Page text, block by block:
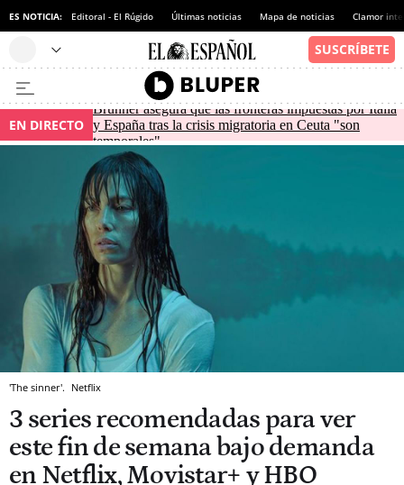
ES NOTICIA: Editoral - El Rúgido Últimas noticias Mapa de noticias Clamor
EN DIRECTO
Brunner asegura que las fronteras impuestas por Italia
y España tras la crisis migratoria en Ceuta "son
temporales"
'The sinner'. Netflix
3 series recomendadas para ver
este fin de semana bajo demanda
en Netflix, Movistar+ y HBO